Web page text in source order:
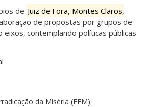
de Juiz de Fora, Montes Claros,
de propostas por grupos de
contemplando políticas públicas
da Miséria (FEM)